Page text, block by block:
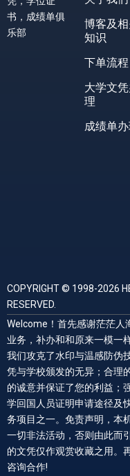
书，成绩单俱
乐部
博客及
知识
下单流程
大学文
理
成绩单
COPYRIGHT © 1998-2026
RESERVED.
Welcome！首先感谢茫茫人
业务，补办和和原来一模一
我们攻克了水印与温感防伪
凭与学校颁发的无异；合理
的诚意并保证了您的利益；
学回国人员证明申请途径及
务项目之一。免责声明，本
一切非法活动，否则由此而
的文凭仅作观赏收藏之用。
咨询合作!